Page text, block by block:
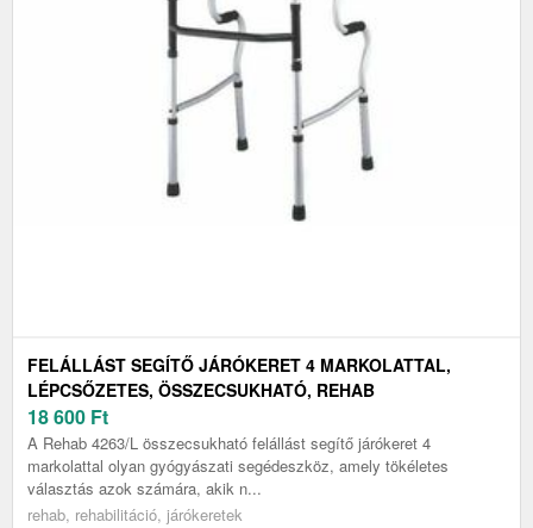
FELÁLLÁST SEGÍTŐ JÁRÓKERET 4 MARKOLATTAL,
LÉPCSŐZETES, ÖSSZECSUKHATÓ, REHAB
18 600 Ft
A Rehab 4263/L összecsukható felállást segítő járókeret 4
markolattal olyan gyógyászati segédeszköz, amely tökéletes
választás azok számára, akik n...
rehab, rehabilitáció, járókeretek